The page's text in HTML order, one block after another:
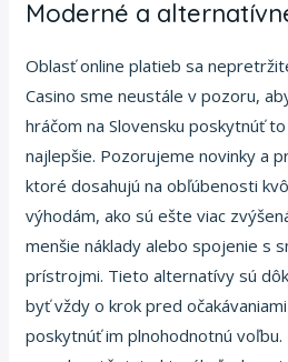
Moderné a
Oblasť online platieb sa
Casino sme neustále v pozoru,
hráčom na Slovensku poskytnúť
najlepšie. Pozorujeme novinky a
ktoré dosahujú na obľúbenosti
výhodám, ako sú ešte viac
menšie náklady alebo spojenie s
prístrojmi. Tieto alternatívy sú
byť vždy o krok pred
poskytnúť im plnohodnotnú voľbu.